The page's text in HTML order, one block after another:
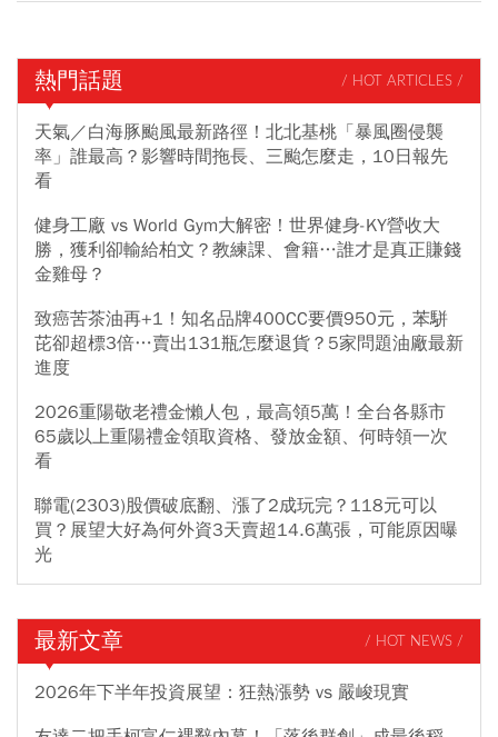
熱門話題 / HOT ARTICLES /
天氣／白海豚颱風最新路徑！北北基桃「暴風圈侵襲
率」誰最高？影響時間拖長、三颱怎麼走，10日報先
看
健身工廠 vs World Gym大解密！世界健身-KY營收大
勝，獲利卻輸給柏文？教練課、會籍…誰才是真正賺錢
金雞母？
致癌苦茶油再+1！知名品牌400CC要價950元，苯駢
芘卻超標3倍…賣出131瓶怎麼退貨？5家問題油廠最新
進度
2026重陽敬老禮金懶人包，最高領5萬！全台各縣市
65歲以上重陽禮金領取資格、發放金額、何時領一次
看
聯電(2303)股價破底翻、漲了2成玩完？118元可以
買？展望大好為何外資3天賣超14.6萬張，可能原因曝
光
最新文章 / HOT NEWS /
2026年下半年投資展望：狂熱漲勢 vs 嚴峻現實